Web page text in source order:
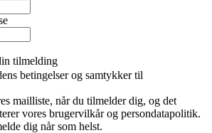
tilmelding
betingelser og samtykker til
mailliste, når du tilmelder dig, og det
vores brugervilkår og persondatapolitik.
dig når som helst.